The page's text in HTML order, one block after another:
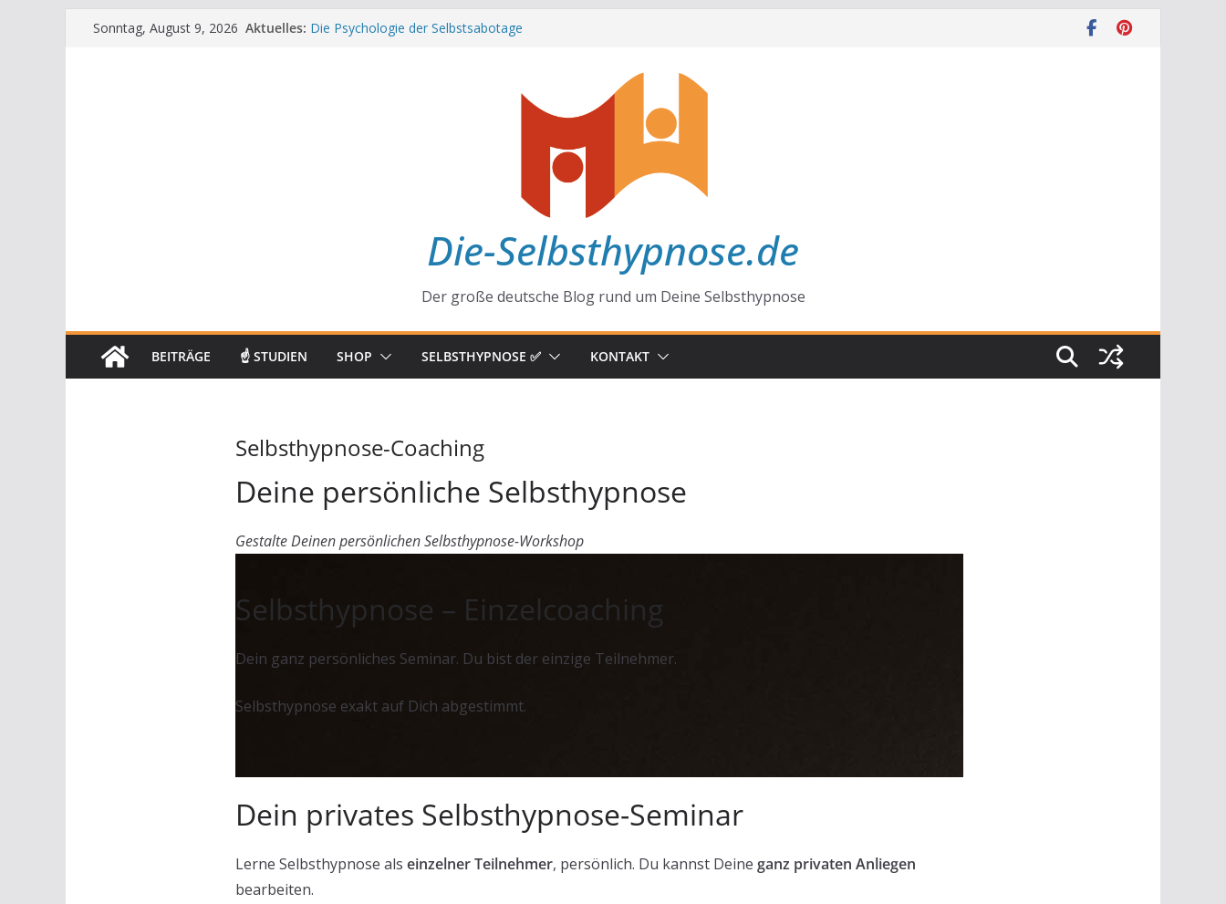
ZumSonntag, August 9, 2026 Aktuelles: Die Psychologie der Selbstsabotage
Die-Selbsthypnose.de
Der große deutsche Blog rund um Deine Selbsthypnose
BEITRÄGE ☝ STUDIEN SHOP SELBSTHYPNOSE ✅ KONTAKT
Selbsthypnose-Coaching
Deine persönliche Selbsthypnose
Gestalte Deinen persönlichen Selbsthypnose-Workshop
Selbsthypnose – Einzelcoaching
Dein ganz persönliches Seminar. Du bist der einzige Teilnehmer.
Selbsthypnose exakt auf Dich abgestimmt.
Dein privates Selbsthypnose-Seminar
Lerne Selbsthypnose als einzelner Teilnehmer, persönlich. Du kannst Deine ganz privaten Anliegen
bearbeiten.